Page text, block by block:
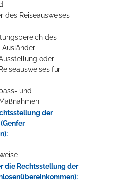
des Reiseausweises
des
Ausländer
oder
für
und
der
die Rechtsstellung der